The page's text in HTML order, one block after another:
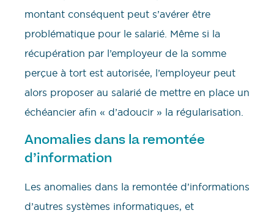
montant conséquent peut s’avérer être
problématique pour le salarié. Même si la
récupération par l’employeur de la somme
perçue à tort est autorisée, l’employeur peut
alors proposer au salarié de mettre en place un
échéancier afin « d’adoucir » la régularisation.
Anomalies dans la remontée
d’information
Les anomalies dans la remontée d’informations
d’autres systèmes informatiques, et